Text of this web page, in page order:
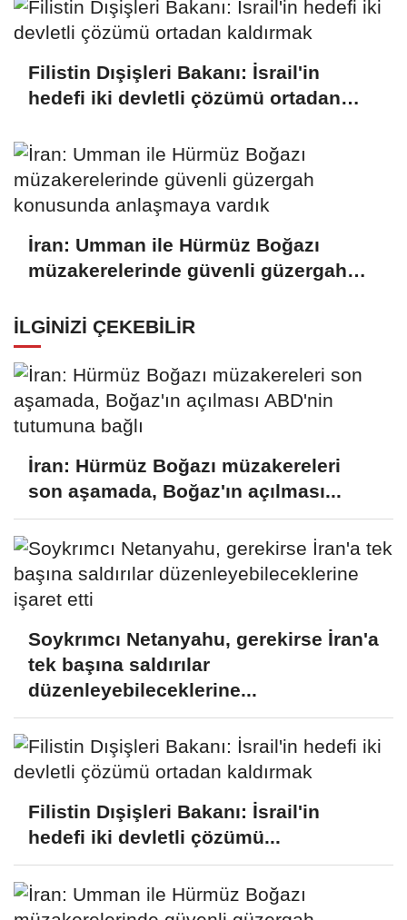
Filistin Dışişleri Bakanı: İsrail'in
hedefi iki devletli çözümü ortadan
İran: Umman ile Hürmüz Boğazı
müzakerelerinde güvenli güzergah
İLGINIZI ÇEKEBILIR
İran: Hürmüz Boğazı müzakereleri
son aşamada, Boğaz'ın açılması...
Soykrımcı Netanyahu, gerekirse İran'a
tek başına saldırılar
düzenleyebileceklerine...
Filistin Dışişleri Bakanı: İsrail'in
hedefi iki devletli çözümü...